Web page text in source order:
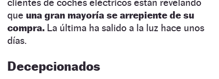
clientes de coches eléctricos están revelando
que una gran mayoría se arrepiente de su
compra. La última ha salido a la luz hace unos
días.
Decepcionados